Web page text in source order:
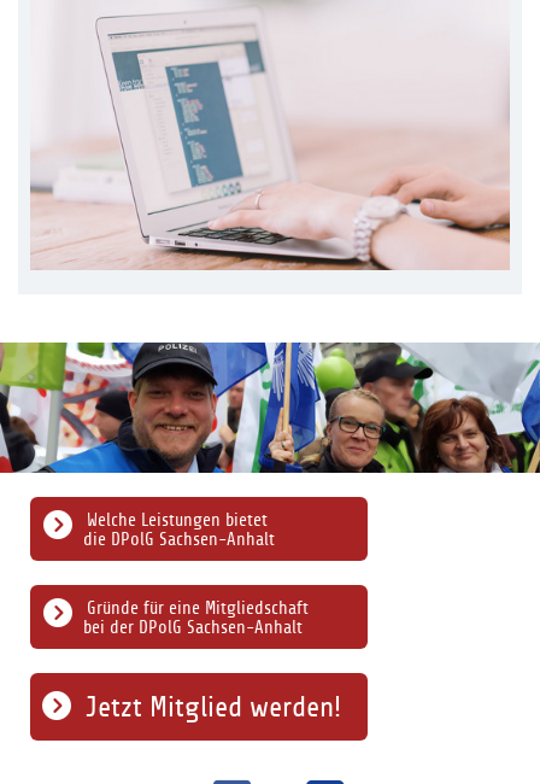
Gründe für eine Mitgliedschaft
bei der DPolG Sachsen-Anhalt
Welche Leistungen bietet
die DPolG Sachsen-Anhalt
Jetzt Mitglied werden!